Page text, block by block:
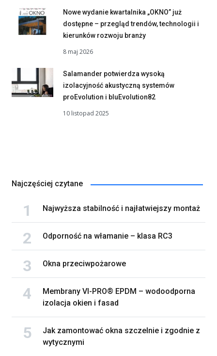
Nowe wydanie kwartalnika „OKNO” już
dostępne – przegląd trendów, technologii i
kierunków rozwoju branży
8 maj 2026
Salamander potwierdza wysoką
izolacyjność akustyczną systemów
proEvolution i bluEvolution82
10 listopad 2025
Najczęściej czytane
Najwyższa stabilność i najłatwiejszy montaż
Odporność na włamanie – klasa RC3
Okna przeciwpożarowe
Membrany VI-PRO® EPDM – wodoodporna
izolacja okien i fasad
Jak zamontować okna szczelnie i zgodnie z
wytycznymi